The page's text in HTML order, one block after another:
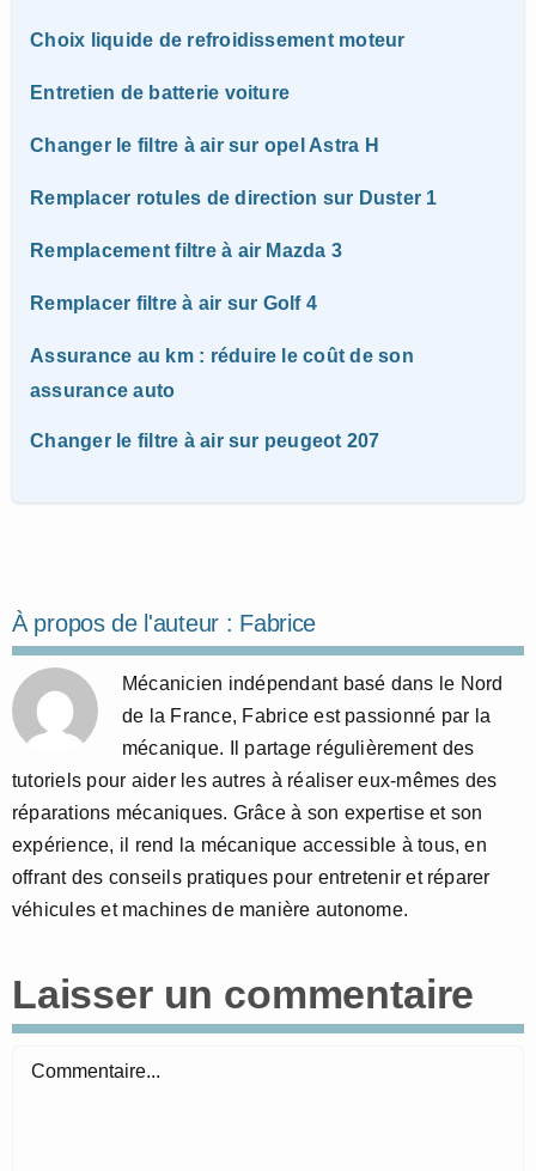
Choix liquide de refroidissement moteur
Entretien de batterie voiture
Changer le filtre à air sur opel Astra H
Remplacer rotules de direction sur Duster 1
Remplacement filtre à air Mazda 3
Remplacer filtre à air sur Golf 4
Assurance au km : réduire le coût de son
assurance auto
Changer le filtre à air sur peugeot 207
À propos de l'auteur : Fabrice
Mécanicien indépendant basé dans le Nord
de la France, Fabrice est passionné par la
mécanique. Il partage régulièrement des
tutoriels pour aider les autres à réaliser eux-mêmes des
réparations mécaniques. Grâce à son expertise et son
expérience, il rend la mécanique accessible à tous, en
offrant des conseils pratiques pour entretenir et réparer
véhicules et machines de manière autonome.
Laisser un commentaire
Commentaire